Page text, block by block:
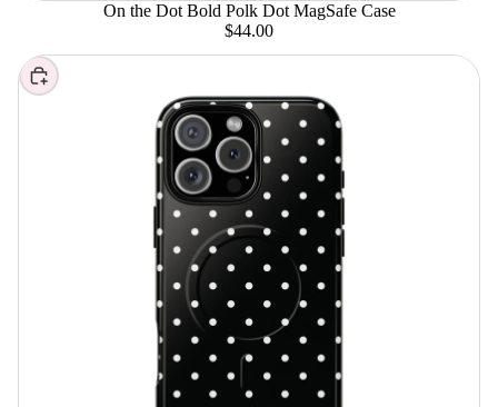
On the Dot Bold Polk Dot MagSafe Case
$44.00
Elegir